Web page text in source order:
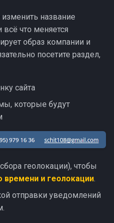
название
что меняется
образ компании и
посетите раздел,
сайта
которые будут
геолокации), чтобы
времени и геолокации.
отправки уведомлений